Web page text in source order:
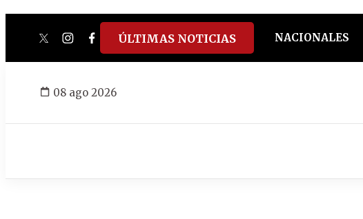
twitterinstagram
facebook
tiktokyoutube
spotify
ÚLTIMAS NOTICIAS NACIONALES
08 ago 2026